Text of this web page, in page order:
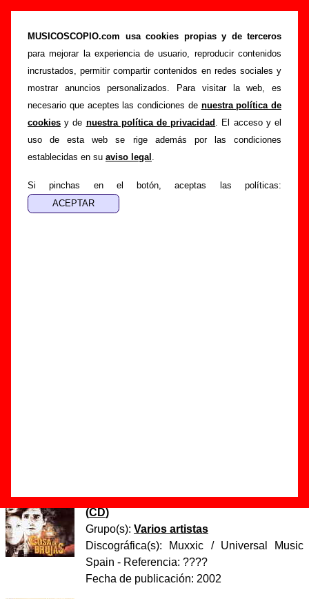
MUSICOSCOPIO.com usa cookies propias y de terceros
para mejorar la experiencia de usuario, reproducir contenidos
incrustados, permitir compartir contenidos en redes sociales y
mostrar anuncios personalizados. Para visitar la web, es
necesario que aceptes las condiciones de nuestra política de
cookies y de nuestra política de privacidad . El acceso y el
uso de esta web se rige además por las condiciones
establecidas en su aviso legal .
Si pinchas en el botón, aceptas las políticas:
“Through the daylight”, canción de Sidonie
(Letra e información)
Portada >Sidonie >Canciones >Through the daylight
Esta página pretende recopilar todo tipo de información
sobre lacanción "Through the daylight" interpretada por
Sidonie. Además de su letra, también aparecerá información
sobre el autor o los autores, sobre los discos en los que está
incluido este tema, sobre la grabación del mismo, sobre
tienes información adicional, puedes ayudar acompletar
esta información.
“Cosa de brujas (Banda sonora original)
(CD)
Grupo(s): Varios artistas
Discográfica(s):
Muxxic / Universal Music
Spain - Referencia: ????
Fecha de publicación: 2002